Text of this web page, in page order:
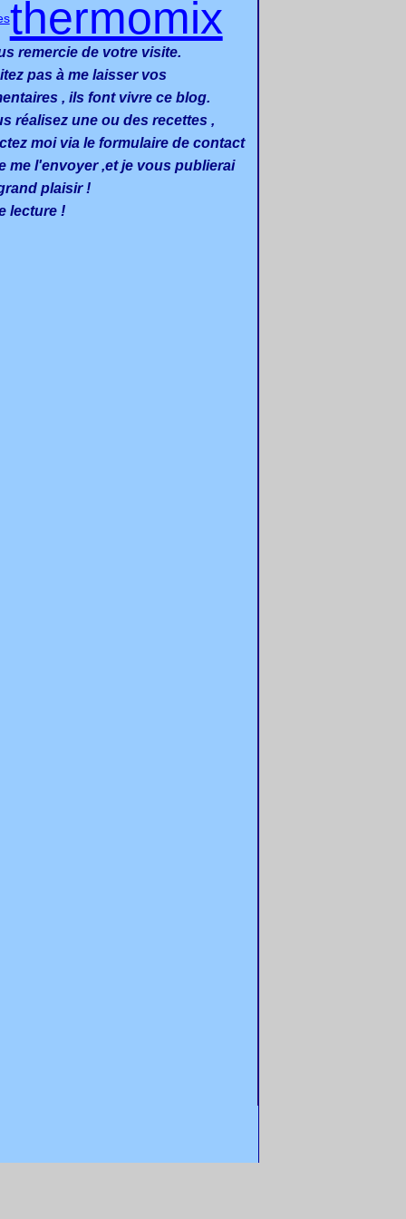
thermomix
remercie de votre visite.
pas à me laisser vos
, ils font vivre ce blog.
réalisez une ou des recettes ,
moi via le formulaire de contact
me l'envoyer ,et je vous publierai
plaisir !
lecture !